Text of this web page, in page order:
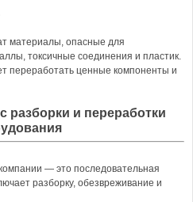
материалы, опасные для
токсичные соединения и пластик.
переработать ценные компоненты и
разборки и переработки
— это последовательная
разборку, обезвреживание и